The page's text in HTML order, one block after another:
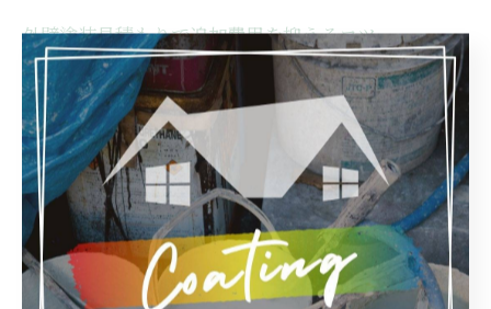
外壁塗装見積もりで追加費用を抑えるコツ
外壁塗装の見積もりで追加費用が発生しやすいのは、下
地補修や想定外の劣化が見つかった場合です。そのた
め、現地調査の際に建物の状態をしっかり確認してもら
い、追加費用の可能性についても事前に説明を受けるこ
とが大切です。
また、見積もり時に「追加費用が発生する場合の条件」
や「追加工事の料金体系」を明確にしてもらうことで、